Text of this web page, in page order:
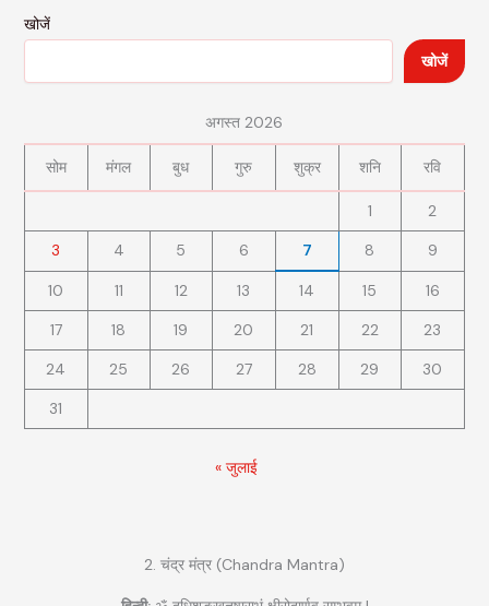
खोजें
खोजें
अगस्त 2026
सोम मंगल बुध गुरु शुक्र शनि रवि
1
2
3
4 5 6 7 8 9
10 11 12 13 14 15
16
17
18 19 20 21 22
23
24
25 26 27 28 29
30
31
« जुलाई
2. चंद्र मंत्र (Chandra Mantra)